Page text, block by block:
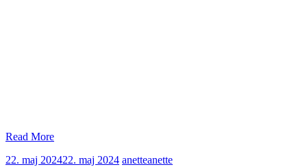
Read More
22. maj 202422. maj 2024 anetteanette